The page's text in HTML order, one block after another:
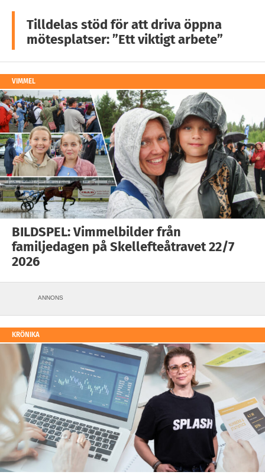
Tilldelas stöd för att driva öppna
mötesplatser: ”Ett viktigt arbete”
VIMMEL
BILDSPEL: Vimmelbilder från
familjedagen på Skellefteåtravet 22/7
2026
ANNONS
KRÖNIKA